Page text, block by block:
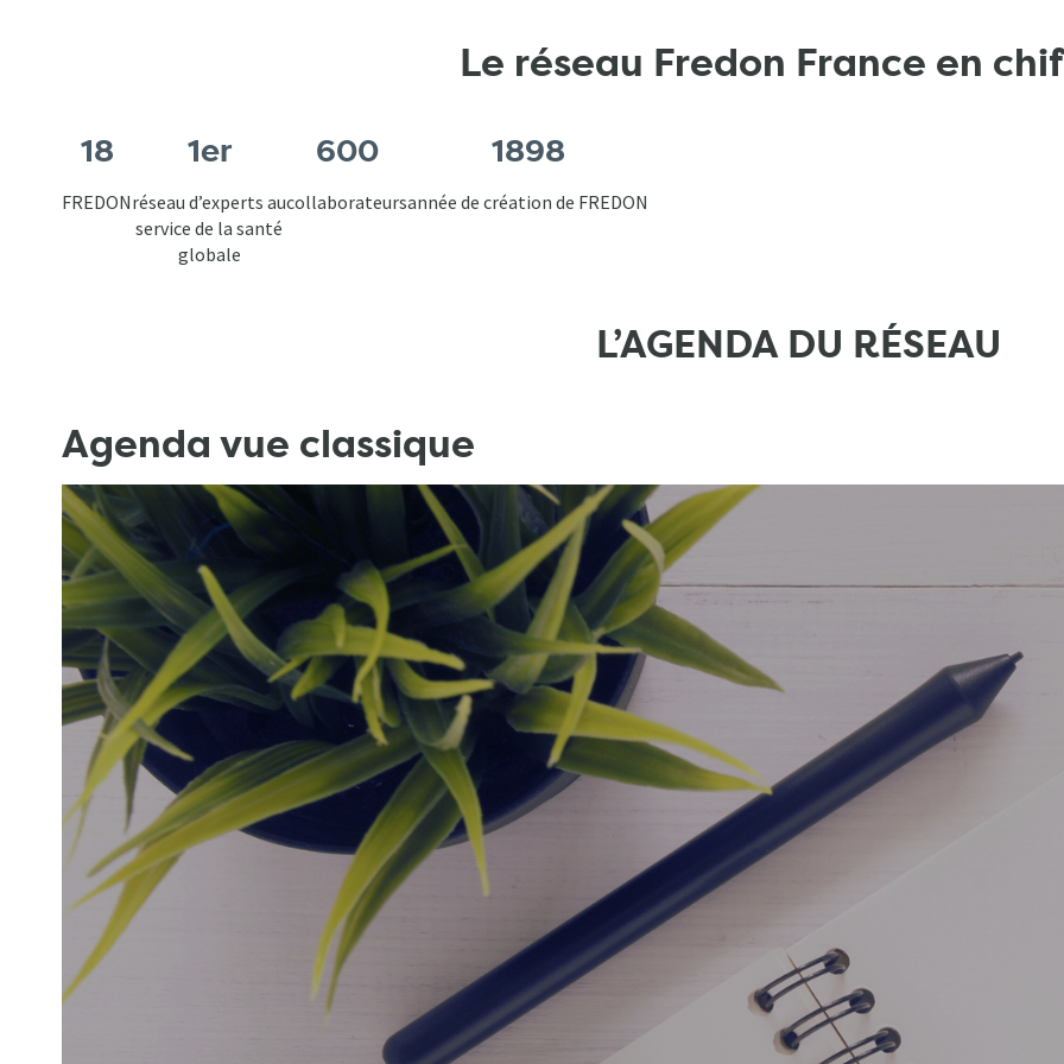
Le réseau Fredon France en
18
FREDON
1er
réseau d’experts au
service de la santé
globale
600
collaborateurs
1898
année de création de FREDON
L’AGENDA DU RÉSEAU
Agenda vue classique